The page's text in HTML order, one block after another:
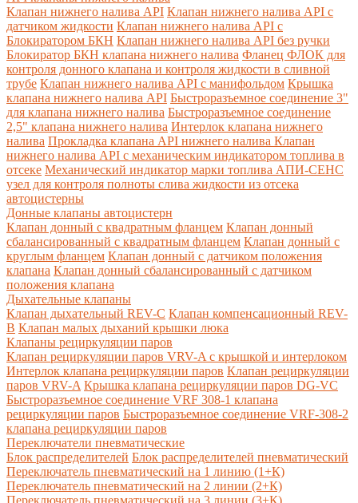
Клапан нижнего налива API Клапан нижнего налива API с
датчиком жидкости Клапан нижнего налива API с
Блокиратором БКН Клапан нижнего налива API без ручки
Блокиратор БКН клапана нижнего налива Фланец ФЛОК для
контроля донного клапана и контроля жидкости в сливной
трубе Клапан нижнего налива API с манифольдом Крышка
клапана нижнего налива API Быстроразъемное соединение 3"
для клапана нижнего налива Быстроразъемное соединение
2,5" клапана нижнего налива Интерлок клапана нижнего
налива Прокладка клапана API нижнего налива Клапан
нижнего налива API с механическим индикатором топлива в
отсеке Механический индикатор марки топлива АПИ-СЕНС
узел для контроля полноты слива жидкости из отсека
автоцистерны
Донные клапаны автоцистерн
Клапан донный с квадратным фланцем Клапан донный
сбалансированный с квадратным фланцем Клапан донный с
круглым фланцем Клапан донный с датчиком положения
клапана Клапан донный сбалансированный с датчиком
положения клапана
Дыхательные клапаны
Клапан дыхательный REV-C Клапан компенсационный REV-
B Клапан малых дыханий крышки люка
Клапаны рециркуляции паров
Клапан рециркуляции паров VRV-A с крышкой и интерлоком
Интерлок клапана рециркуляции паров Клапан рециркуляции
паров VRV-A Крышка клапана рециркуляции паров DG-VC
Быстроразъемное соединение VRF 308-1 клапана
рециркуляции паров Быстроразъемное соединение VRF-308-2
клапана рециркуляции паров
Переключатели пневматические
Блок распределителей Блок распределителей пневматический
Переключатель пневматический на 1 линию (1+К)
Переключатель пневматический на 2 линии (2+К)
Переключатель пневматический на 3 линии (3+К)